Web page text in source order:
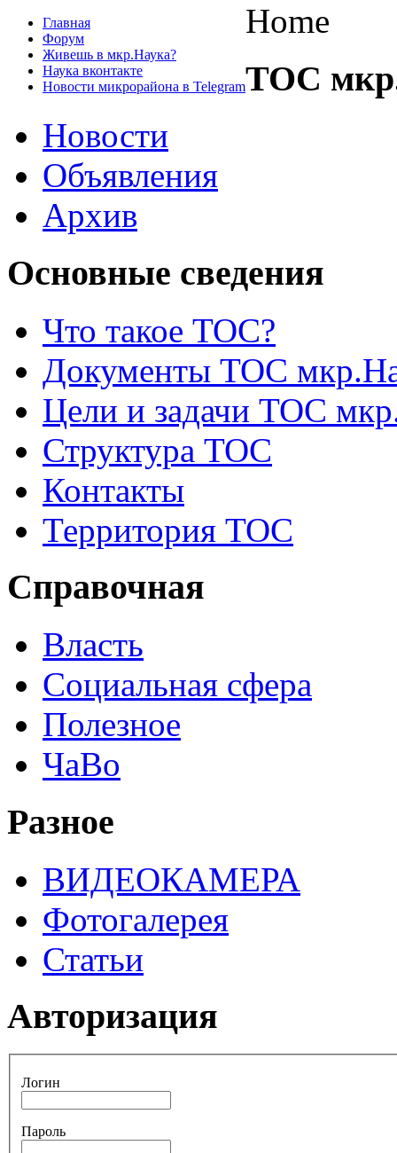
Главная
Форум
Живешь в мкр.Наука?
Наука вконтакте
Новости микрорайона в Telegram
Home
ТОС
Новости
Объявления
Архив
Основные сведения
Что такое ТОС?
Документы ТОС
Цели и задачи ТОС
Структура ТОС
Контакты
Территория ТОС
Справочная
Власть
Социальная сфера
Полезное
ЧаВо
Разное
ВИДЕОКАМЕРА
Фотогалерея
Статьи
Авторизация
Логин
Пароль